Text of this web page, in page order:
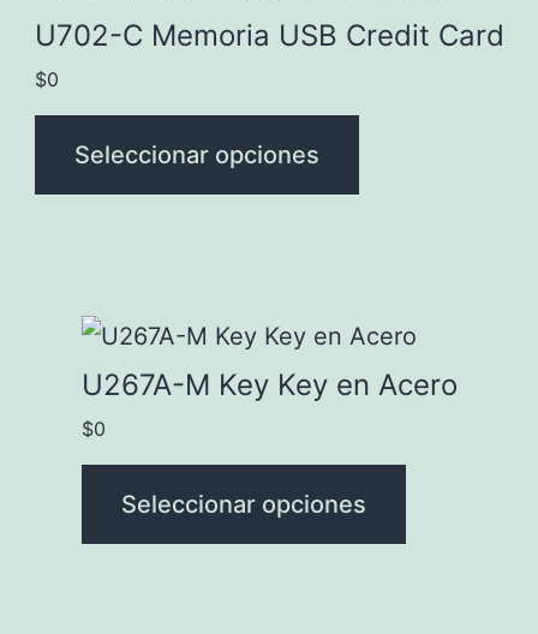
la
página
producto
U702-C Memoria USB Credit Card
$0
Seleccionar opciones
producto
tiene
variantes.
Las
pueden
página
U267A-M Key Key en Acero
$0
Seleccionar opciones
Este
producto
tiene
variantes.
Las